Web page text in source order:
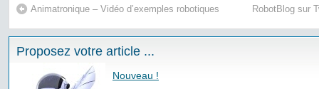
Animatronique – Vidéo d’exemples robotiques RobotBlog sur
Proposez votre article ...
Nouveau !